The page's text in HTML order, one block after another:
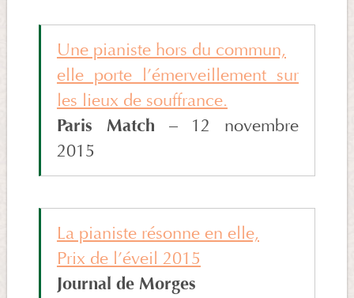
Une pianiste hors du commun,
elle porte l’émerveillement sur
les lieux de souffrance.
Paris Match – 12 novembre
2015
La pianiste résonne en elle,
Prix de l’éveil 2015
Journal de Morges